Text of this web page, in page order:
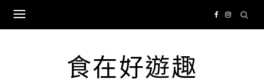
content
食在好遊趣